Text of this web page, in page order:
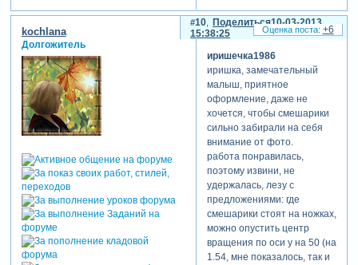
Поделиться
10
10-03-2013
15:38:25
kochlana
Долгожитель
иришечка1986
иришка, замечательный
малыш, приятное
оформление, даже не
хочется, чтобы смешарики
сильно забирали на себя
внимание от фото.
работа понравилась,
поэтому извини, не
удержалась, лезу с
предложениями: где
смешарики стоят на ножках,
можно опустить центр
вращения по оси y на 50 (на
1.54, мне показалось, так и
+6